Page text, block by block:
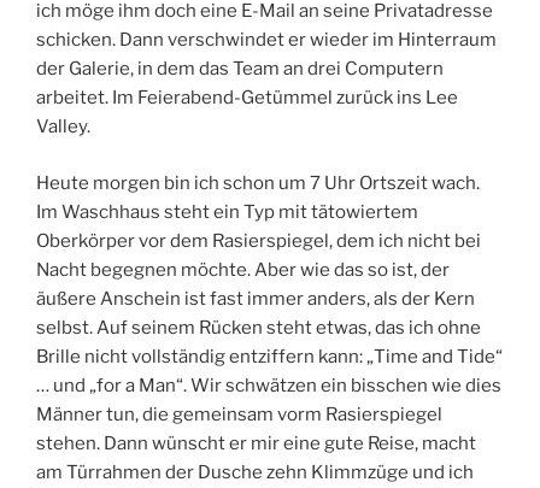
ich möge ihm doch eine E-Mail an seine Privatadresse
schicken. Dann verschwindet er wieder im Hinterraum
der Galerie, in dem das Team an drei Computern
arbeitet. Im Feierabend-Getümmel zurück ins Lee
Valley.
Heute morgen bin ich schon um 7 Uhr Ortszeit wach.
Im Waschhaus steht ein Typ mit tätowiertem
Oberkörper vor dem Rasierspiegel, dem ich nicht bei
Nacht begegnen möchte. Aber wie das so ist, der
äußere Anschein ist fast immer anders, als der Kern
selbst. Auf seinem Rücken steht etwas, das ich ohne
Brille nicht vollständig entziffern kann: „Time and Tide“
… und „for a Man“. Wir schwätzen ein bisschen wie dies
Männer tun, die gemeinsam vorm Rasierspiegel
stehen. Dann wünscht er mir eine gute Reise, macht
am Türrahmen der Dusche zehn Klimmzüge und ich